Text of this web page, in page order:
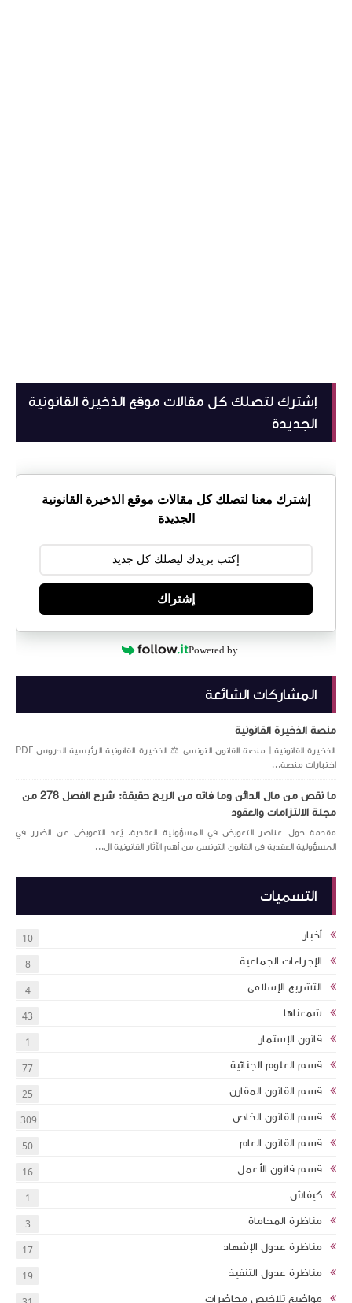
إشترك لتصلك كل مقالات موقع الذخيرة القانونية
الجديدة
إشترك معنا لتصلك كل مقالات موقع الذخيرة القانونية
الجديدة
إشتراك
Powered by
المشاركات الشائعة
منصة الذخيرة القانونية
الذخيرة القانونية | منصة القانون التونسي ⚖️ الذخيرة القانونية الرئيسية الدروس PDF
اختبارات منصة...
ما نقص من مال الدائن وما فاته من الربح حقيقة: شرح الفصل 278 من
مجلة الالتزامات والعقود
مقدمة حول عناصر التعويض في المسؤولية العقدية. يُعد التعويض عن الضرر في
المسؤولية العقدية في القانون التونسي من أهم الآثار القانونية ال...
التسميات
أخبار 10
الإجراءات الجماعية 8
التشريع الإسلامي 4
شمعناها 43
قانون الإسثمار 1
قسم العلوم الجنائية 77
قسم القانون المقارن 25
قسم القانون الخاص 309
قسم القانون العام 50
قسم قانون الأعمل 16
كيفاش 1
مناظرة المحاماة 3
مناظرة عدول الإشهاد 17
مناظرة عدول التنفيذ 19
مواضيع تلاخيص محاضرات